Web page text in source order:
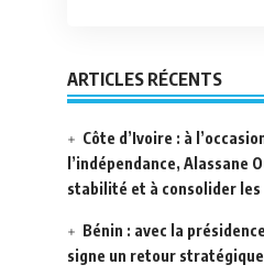
ARTICLES RÉCENTS
Côte d’Ivoire : à
l’indépendance, Alassane
stabilité et à consolider les
Bénin : avec la
signe un retour